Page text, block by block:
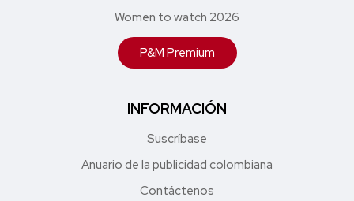
Women to watch 2026
P&M Premium
INFORMACIÓN
Suscríbase
Anuario de la publicidad colombiana
Contáctenos